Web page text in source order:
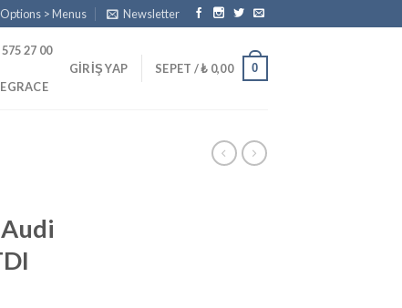
> Menus Newsletter
27 00
GIRIŞ YAP SEPET /₺ 0,00 0